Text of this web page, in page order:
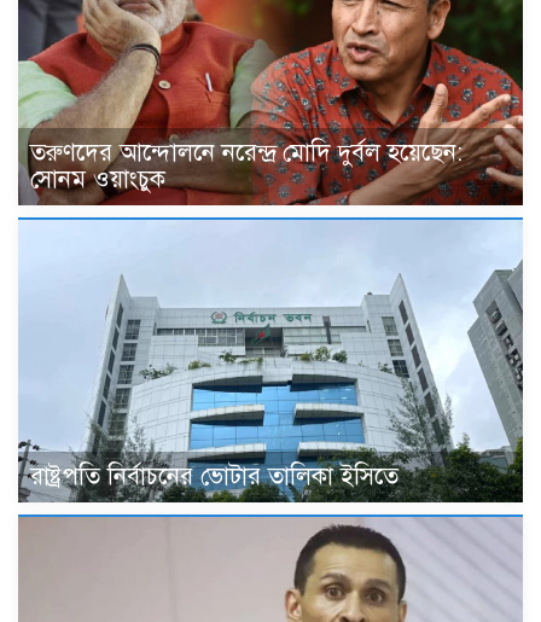
তরুণদের আন্দোলনে নরেন্দ্র মোদি দুর্বল হয়েছেন:
সোনম ওয়াংচুক
রাষ্ট্রপতি নির্বাচনের ভোটার তালিকা ইসিতে